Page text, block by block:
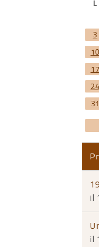
L
3
10
17
24
31
il
il